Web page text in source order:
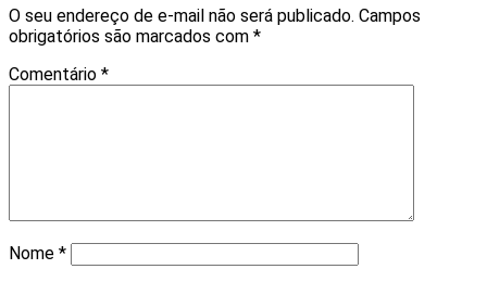
O seu endereço de e-mail não será publicado. Campos
obrigatórios são marcados com *
Comentário *
Nome *